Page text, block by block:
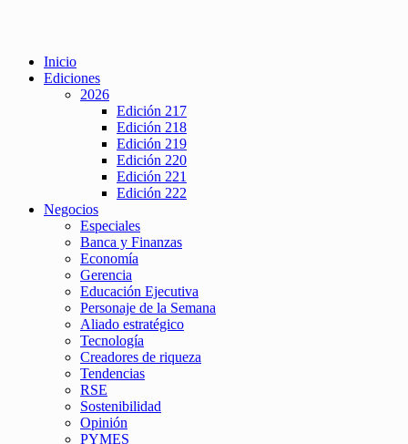
Inicio
Ediciones
2026
Edición 217
Edición 218
Edición 219
Edición 220
Edición 221
Edición 222
Negocios
Especiales
Banca y Finanzas
Economía
Gerencia
Educación Ejecutiva
Personaje de la Semana
Aliado estratégico
Tecnología
Creadores de riqueza
Tendencias
RSE
Sostenibilidad
Opinión
PYMES